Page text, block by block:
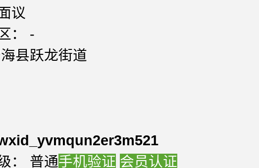
议
： -
县跃龙街道
： 普通手机验证 会员认证